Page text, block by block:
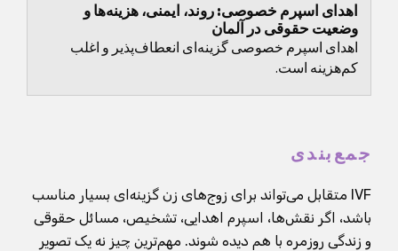
اهدای اسپرم خصوصی: روند، ایمنی، هزینه‌ها و
وضعیت حقوقی در آلمان
اهدای اسپرم خصوصی گزینه‌ای انعطاف‌پذیر و اغلب
کم‌هزینه است.
جمع‌بندی
IVF متقابل می‌تواند برای زوج‌های زن گزینه‌ای بسیار مناسب
باشد، اگر نقش‌ها، اسپرم اهدایی، تشخیص، مسائل حقوقی
و زندگی روزمره با هم دیده شوند. مهم‌ترین چیز نه یک تصویر